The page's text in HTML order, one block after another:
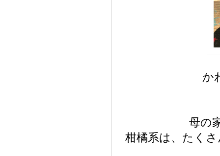
か
母の
柑橘系は、たく